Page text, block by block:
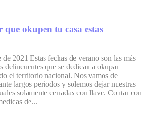
que okupen tu casa estas
de 2021 Estas fechas de verano son las más
delincuentes que se dedican a okupar
el territorio nacional. Nos vamos de
largos periodos y solemos dejar nuestras
solamente cerradas con llave. Contar con
de...